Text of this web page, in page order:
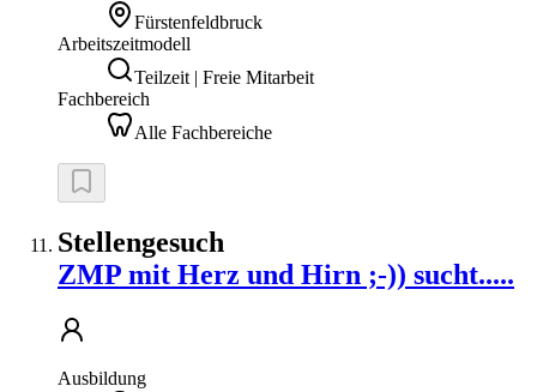
Fürstenfeldbruck
Arbeitszeitmodell
Teilzeit | Freie Mitarbeit
Fachbereich
Alle Fachbereiche
Stellengesuch
ZMP mit Herz und Hirn ;-)) sucht.....
Ausbildung